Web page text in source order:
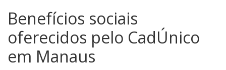
Benefícios sociais
oferecidos pelo CadÚnico
em Manaus